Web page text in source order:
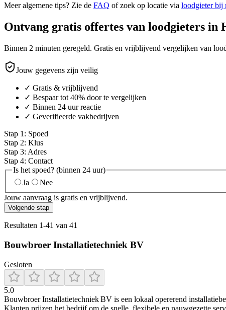
Meer algemene tips? Zie de FAQ of zoek op locatie via loodgieter bij
Ontvang gratis offertes van loodgieters in
Binnen 2 minuten geregeld. Gratis en vrijblijvend vergelijken van
Jouw gegevens zijn veilig
✓ Gratis & vrijblijvend
✓ Bespaar tot 40% door te vergelijken
✓ Binnen 24 uur reactie
✓ Geverifieerde vakbedrijven
Stap 1 : Spoed
Stap 2: Klus
Stap 3: Adres
Stap 4: Contact
Is het spoed? (binnen 24 uur)
Ja
Nee
Jouw aanvraag is gratis en vrijblijvend.
Volgende stap
Resultaten 1-41 van 41
Bouwbroer Installatietechniek BV
Gesloten
5.0
Bouwbroer Installatietechniek BV is een lokaal opererend
Klanten prijzen het bedrijf om de snelle, flexibele en nauwgezette